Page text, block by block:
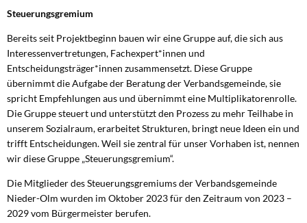
Steuerungsgremium
Bereits seit Projektbeginn bauen wir eine Gruppe auf, die sich aus
Interessenvertretungen, Fachexpert*innen und
Entscheidungsträger*innen zusammensetzt. Diese Gruppe
übernimmt die Aufgabe der Beratung der Verbandsgemeinde, sie
spricht Empfehlungen aus und übernimmt eine Multiplikatorenrolle.
Die Gruppe steuert und unterstützt den Prozess zu mehr Teilhabe in
unserem Sozialraum, erarbeitet Strukturen, bringt neue Ideen ein und
trifft Entscheidungen. Weil sie zentral für unser Vorhaben ist, nennen
wir diese Gruppe „Steuerungsgremium“.
Die Mitglieder des Steuerungsgremiums der Verbandsgemeinde
Nieder-Olm wurden im Oktober 2023 für den Zeitraum von 2023 –
2029 vom Bürgermeister berufen.